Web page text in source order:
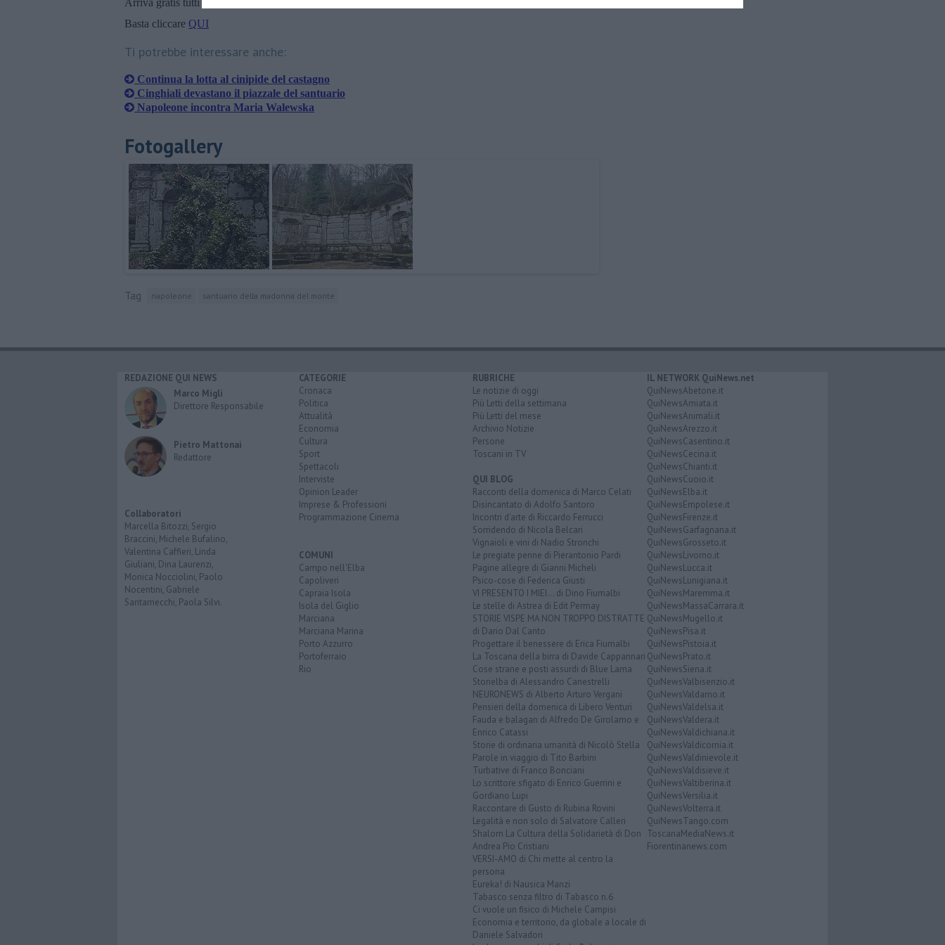
Basta cliccare QUI
Ti potrebbe interessare anche:
Continua la lotta al cinipide del castagno
Cinghiali devastano il piazzale del santuario
​Napoleone incontra Maria Walewska
Fotogallery
Tag napoleone santuario della madonna del monte
REDAZIONE QUI NEWS
Marco Migli
Direttore Responsabile
Pietro Mattonai
Redattore
Collaboratori
Marcella Bitozzi, Sergio
Braccini, Michele Bufalino,
Valentina Caffieri, Linda
Giuliani, Dina Laurenzi,
Monica Nocciolini, Paolo
Nocentini, Gabriele
Santarnecchi, Paola Silvi.
CATEGORIE
Cronaca
Politica
Attualità
Economia
Cultura
Sport
Spettacoli
Interviste
Opinion Leader
Imprese & Professioni
Programmazione Cinema
COMUNI
Campo nell'Elba
Capoliveri
Capraia Isola
Isola del Giglio
Marciana
Marciana Marina
Porto Azzurro
Portoferraio
Rio
RUBRICHE
Le notizie di oggi
Più Letti della settimana
Più Letti del mese
Archivio Notizie
Persone
Toscani in TV
QUI BLOG
Racconti della domenica di Marco Celati
Disincantato di Adolfo Santoro
Incontri d'arte di Riccardo Ferrucci
Sorridendo di Nicola Belcari
Vignaioli e vini di Nadio Stronchi
Le pregiate penne di Pierantonio Pardi
Pagine allegre di Gianni Micheli
Psico-cose di Federica Giusti
VI PRESENTO I MIEI... di Dino Fiumalbi
Le stelle di Astrea di Edit Permay
STORIE VISPE MA NON TROPPO DISTRATTE
di Dario Dal Canto
Progettare il benessere di Erica Fiumalbi
La Toscana della birra di Davide Cappannari
Cose strane e posti assurdi di Blue Lama
Storielba di Alessandro Canestrelli
NEURONEWS di Alberto Arturo Vergani
Pensieri della domenica di Libero Venturi
Fauda e balagan di Alfredo De Girolamo e
Enrico Catassi
Storie di ordinaria umanità di Nicolò Stella
Parole in viaggio di Tito Barbini
Turbative di Franco Bonciani
Lo scrittore sfigato di Enrico Guerrini e
Gordiano Lupi
Raccontare di Gusto di Rubina Rovini
Legalità e non solo di Salvatore Calleri
Shalom La Cultura della Solidarietà di Don
Andrea Pio Cristiani
VERSI-AMO di Chi mette al centro la
persona
Eureka! di Nausica Manzi
Tabasco senza filtro di Tabasco n.6
Ci vuole un fisico di Michele Campisi
Economia e territorio, da globale a locale di
Daniele Salvadori
IL NETWORK QuiNews.net
QuiNewsAbetone.it
QuiNewsAmiata.it
QuiNewsAnimali.it
QuiNewsArezzo.it
QuiNewsCasentino.it
QuiNewsCecina.it
QuiNewsChianti.it
QuiNewsCuoio.it
QuiNewsElba.it
QuiNewsEmpolese.it
QuiNewsFirenze.it
QuiNewsGarfagnana.it
QuiNewsGrosseto.it
QuiNewsLivorno.it
QuiNewsLucca.it
QuiNewsLunigiana.it
QuiNewsMaremma.it
QuiNewsMassaCarrara.it
QuiNewsMugello.it
QuiNewsPisa.it
QuiNewsPistoia.it
QuiNewsPrato.it
QuiNewsSiena.it
QuiNewsValbisenzio.it
QuiNewsValdarno.it
QuiNewsValdelsa.it
QuiNewsValdera.it
QuiNewsValdichiana.it
QuiNewsValdicornia.it
QuiNewsValdinievole.it
QuiNewsValdisieve.it
QuiNewsValtiberina.it
QuiNewsVersilia.it
QuiNewsVolterra.it
QuiNewsTango.com
ToscanaMediaNews.it
Fiorentinanews.com